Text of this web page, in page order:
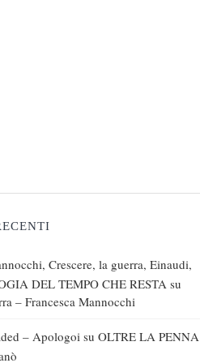
Crescere, la guerra, Einaudi,
DEL TEMPO CHE RESTA su
– Francesca Mannocchi
– Apologoi su OLTRE LA PENNA